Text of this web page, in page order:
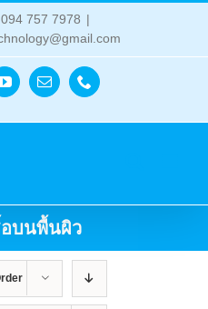
757 7978 |
YouTubeEmail Phone
บนพื้นผิว